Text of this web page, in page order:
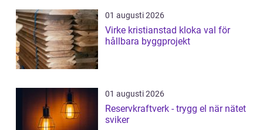
01 augusti 2026
Virke kristianstad kloka val för
hållbara byggprojekt
01 augusti 2026
Reservkraftverk - trygg el när nätet
sviker